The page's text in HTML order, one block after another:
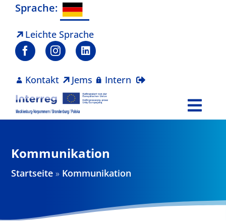
Zum
springen
Sprache:
Leichte Sprache
Kontakt Jems Intern
Projekte
Kommunikation
Startseite » Kommunikation